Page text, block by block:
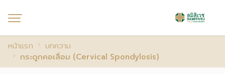
หน้าแรก
บทความ
กระดูกคอเสื่อม (Cervical Spondylosis)